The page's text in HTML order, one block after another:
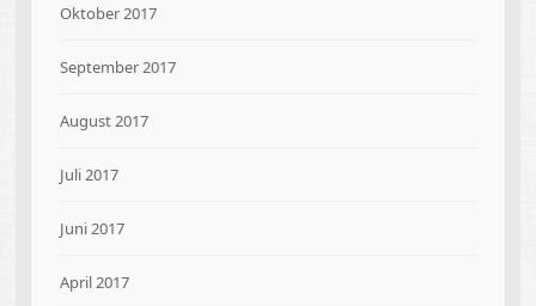
Oktober 2017
September 2017
August 2017
Juli 2017
Juni 2017
April 2017